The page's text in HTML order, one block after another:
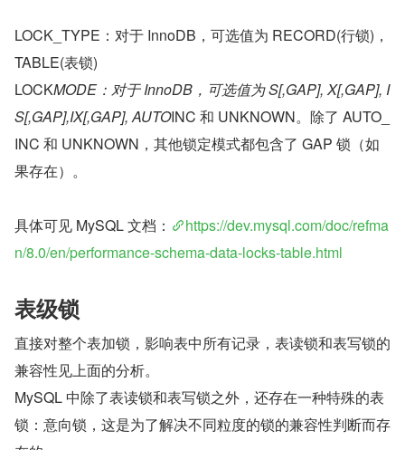
LOCK_TYPE：对于 InnoDB，可选值为 RECORD(行锁)，
TABLE(表锁)
LOCKMODE：对于 InnoDB，可选值为 S[,GAP], X[,GAP], I
S[,GAP],IX[,GAP], AUTOINC 和 UNKNOWN。除了 AUTO_
INC 和 UNKNOWN，其他锁定模式都包含了 GAP 锁（如
果存在）。
具体可见 MySQL 文档：
https://dev.mysql.com/doc/refma
n/8.0/en/performance-schema-data-locks-table.html
表级锁
直接对整个表加锁，影响表中所有记录，表读锁和表写锁的
兼容性见上面的分析。
MySQL 中除了表读锁和表写锁之外，还存在一种特殊的表
锁：意向锁，这是为了解决不同粒度的锁的兼容性判断而存